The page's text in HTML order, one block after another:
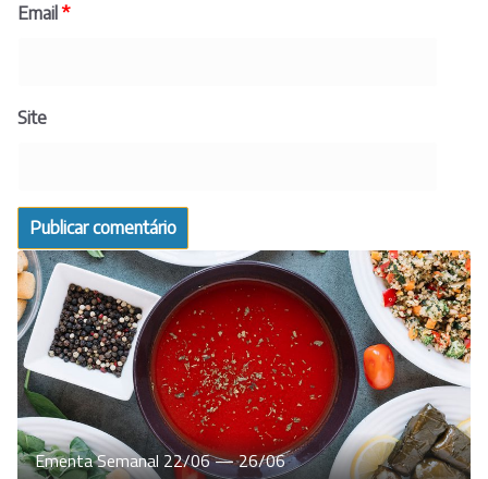
Email*
Site
Ementa Semanal 22/06 — 26/06